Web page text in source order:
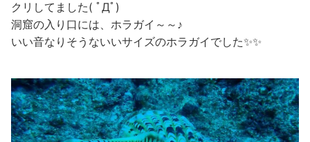
クリしてました( ﾟДﾟ)
洞窟の入り口には、ホラガイ～～♪
いい音なりそうないいサイズのホラガイでした✨✨